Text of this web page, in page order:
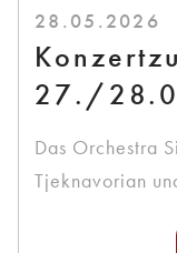
28.05.2026
27./
Das Orchestra
Tjeknavorian